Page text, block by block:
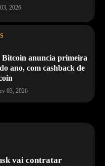
2026
anuncia primeira
ano, com cashback de
03, 2026
vai contratar